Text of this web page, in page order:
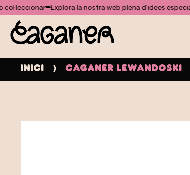
No s'ha trobat cap plantilla per al mòdul doofinder
Explora la nostra web plena d'idees especials per
Inici Caganer Lewandoski